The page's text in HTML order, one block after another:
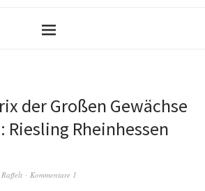
der Großen Gewächse
Riesling Rheinhessen
Kommentare 1